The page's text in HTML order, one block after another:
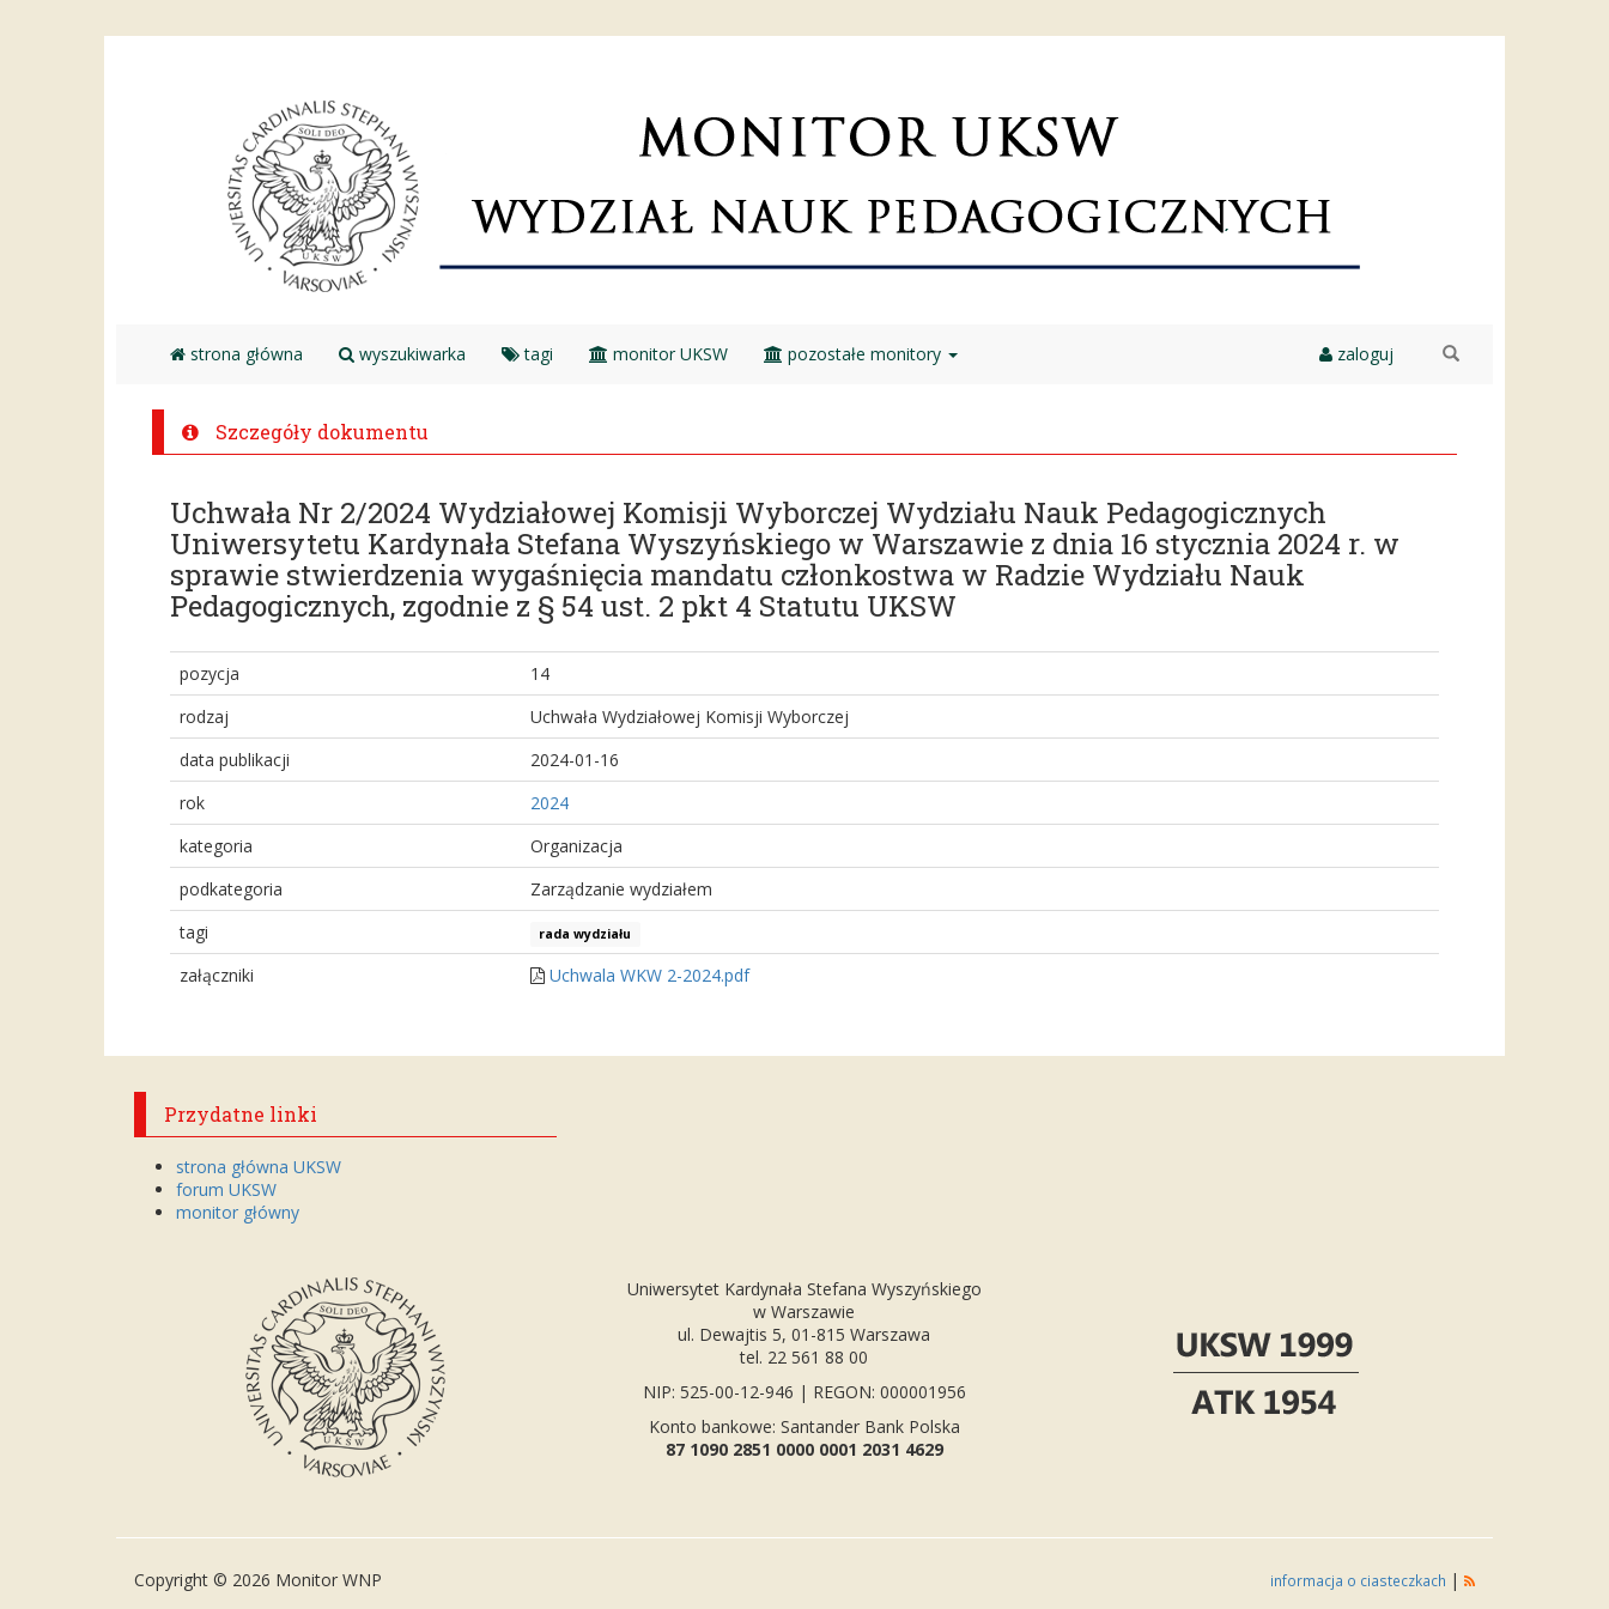
strona główna wyszukiwarka tagi monitor UKSW pozostałe monitory zaloguj
Szczegóły dokumentu
Uchwała Nr 2/2024 Wydziałowej Komisji Wyborczej Wydziału Nauk Pedagogicznych
Uniwersytetu Kardynała Stefana Wyszyńskiego w Warszawie z dnia 16 stycznia 2024 r. w
sprawie stwierdzenia wygaśnięcia mandatu członkostwa w Radzie Wydziału Nauk
Pedagogicznych, zgodnie z § 54 ust. 2 pkt 4 Statutu UKSW
pozycja
14
rodzaj
Uchwała Wydziałowej Komisji Wyborczej
data publikacji
2024-01-16
rok
2024
kategoria
Organizacja
podkategoria
Zarządzanie wydziałem
tagi
rada wydziału
załączniki Uchwala WKW 2-2024.pdf
Przydatne linki
strona główna UKSW
forum UKSW
monitor główny
Uniwersytet Kardynała Stefana Wyszyńskiego
w Warszawie
ul. Dewajtis 5, 01-815 Warszawa
tel. 22 561 88 00
NIP: 525-00-12-946 | REGON: 000001956
Konto bankowe: Santander Bank Polska
87 1090 2851 0000 0001 2031 4629
Copyright © 2026 Monitor WNP informacja o ciasteczkach |